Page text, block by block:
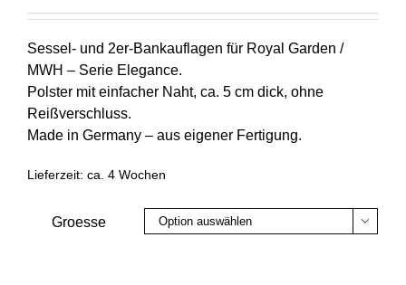
Sessel- und 2er-Bankauflagen für Royal Garden /
MWH – Serie Elegance.
Polster mit einfacher Naht, ca. 5 cm dick, ohne
Reißverschluss.
Made in Germany – aus eigener Fertigung.
Lieferzeit: ca. 4 Wochen
Groesse 